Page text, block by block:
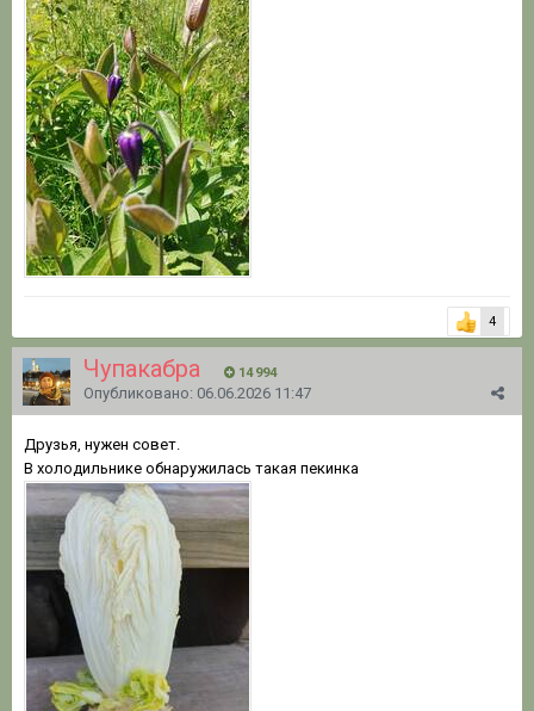
4
Чупакабра 14 994
Опубликовано: 06.06.2026 11:47
Друзья, нужен совет.
В холодильнике обнаружилась такая пекинка